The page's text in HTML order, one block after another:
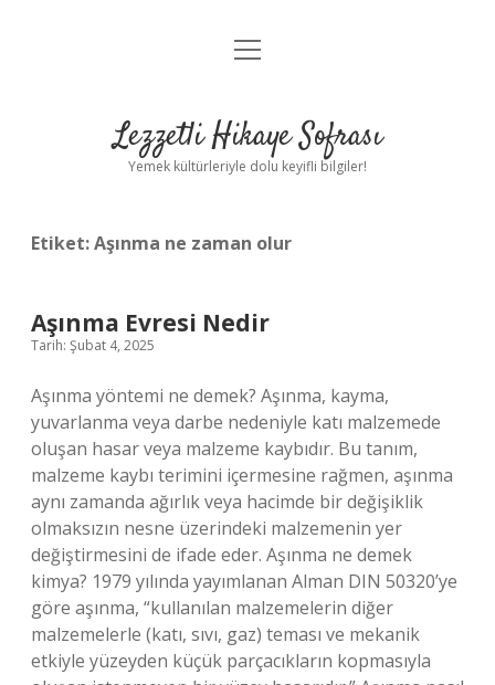
Anasayfa
Yasal Uyarı
menüyü
Lezzetli Hikaye Sofrası
Yemek kültürleriyle dolu keyifli bilgiler!
Etiket:Aşınma ne zaman olur
Aşınma Evresi Nedir
Tarih: Şubat 4, 2025
Aşınma yöntemi ne demek? Aşınma, kayma,
yuvarlanma veya darbe nedeniyle katı malzemede
oluşan hasar veya malzeme kaybıdır. Bu tanım,
malzeme kaybı terimini içermesine rağmen, aşınma
aynı zamanda ağırlık veya hacimde bir değişiklik
olmaksızın nesne üzerindeki malzemenin yer
değiştirmesini de ifade eder. Aşınma ne demek
kimya? 1979 yılında yayımlanan Alman DIN 50320’ye
göre aşınma, “kullanılan malzemelerin diğer
malzemelerle (katı, sıvı, gaz) teması ve mekanik
etkiyle yüzeyden küçük parçacıkların kopmasıyla